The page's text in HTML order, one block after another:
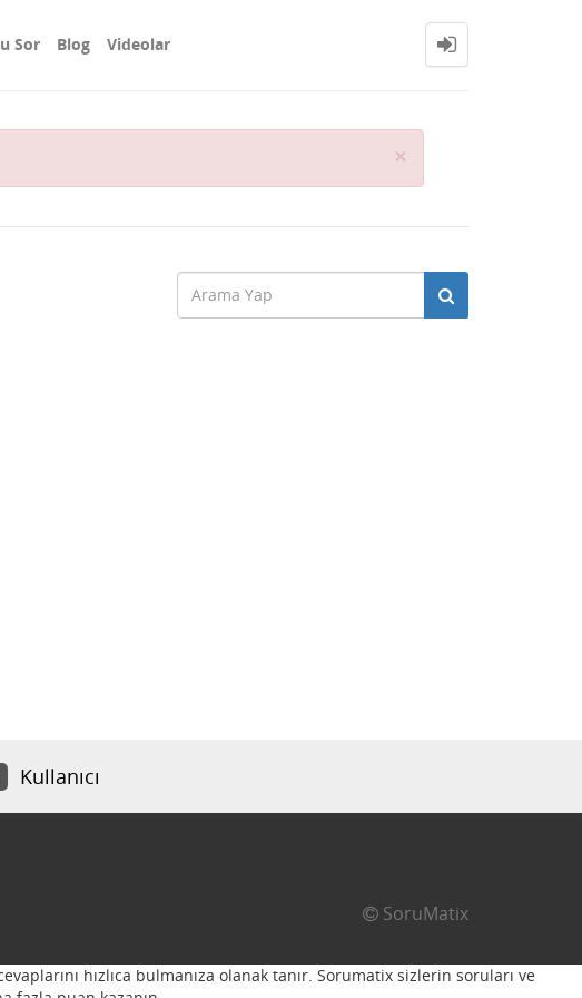
Sor Blog Videolar
×
Kullanıcı
SoruMatix
hızlıca bulmanıza olanak tanır. Sorumatix sizlerin soruları ve